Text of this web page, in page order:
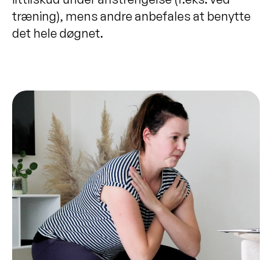
træning), mens andre anbefales at benytte
det hele døgnet.